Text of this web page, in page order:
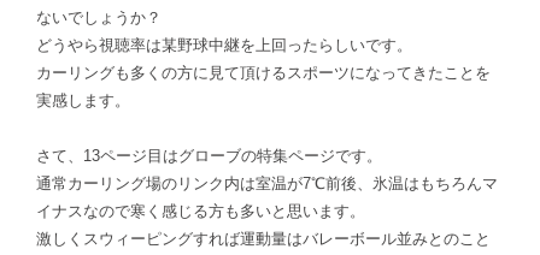
ないでしょうか？
どうやら視聴率は某野球中継を上回ったらしいです。
カーリングも多くの方に見て頂けるスポーツになってきたことを
実感します。
さて、13ページ目はグローブの特集ページです。
通常カーリング場のリンク内は室温が7℃前後、氷温はもちろんマ
イナスなので寒く感じる方も多いと思います。
激しくスウィーピングすれば運動量はバレーボール並みとのこと